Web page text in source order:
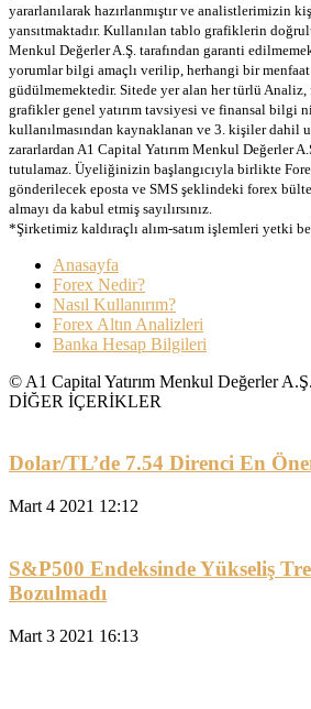
yararlanılarak hazırlanmıştır ve analistlerimizin
yansıtmaktadır. Kullanılan tablo grafiklerin
Menkul Değerler A.Ş. tarafından garanti
yorumlar bilgi amaçlı verilip, herhangi bir menfaat
güdülmemektedir. Sitede yer alan her türlü
grafikler genel yatırım tavsiyesi ve finansal bilgi
kullanılmasından kaynaklanan ve 3. kişiler dahil
zararlardan A1 Capital Yatırım Menkul Değerler
tutulamaz. Üyeliğinizin başlangıcıyla birlikte
gönderilecek eposta ve SMS şeklindeki forex
almayı da kabul etmiş sayılırsınız.
*Şirketimiz kaldıraçlı alım-satım işlemleri yetki
Anasayfa
Forex Nedir?
Nasıl Kullanırım?
Forex Altın Analizleri
Banka Hesap Bilgileri
© A1 Capital Yatırım Menkul Değerler A.Ş.
DİĞER İÇERİKLER
Dolar/TL’de 7.54 Direnci En
Mart 4 2021 12:12
S&P500 Endeksinde Yükseliş
Bozulmadı
Mart 3 2021 16:13